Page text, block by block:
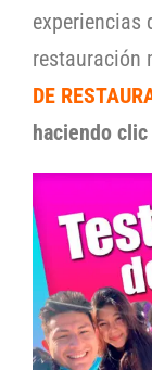
experiencias
restauración
DE
haciendo